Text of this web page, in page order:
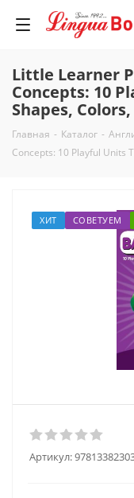
Little Learner
Concepts: 10
Shapes,
Главная - Каталог -
Concepts: 10 Playful Units
ХИТ СОВЕТУЕМ
Артикул: